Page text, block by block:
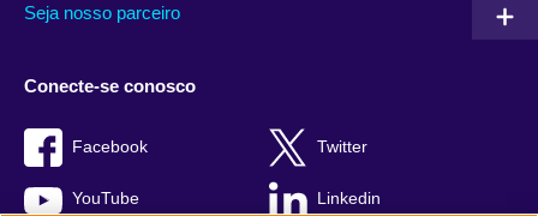
Seja nosso parceiro
Conecte-se conosco
Facebook Twitter
YouTube Linkedin